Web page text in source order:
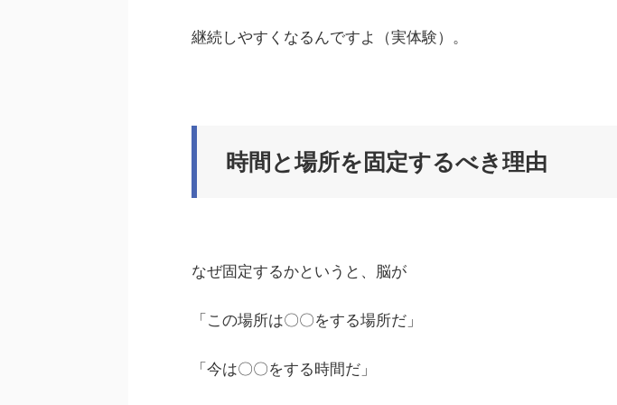
継続しやすくなるんですよ（実体験）。
時間と場所を固定するべき理由
なぜ固定するかというと、脳が
「この場所は〇〇をする場所だ」
「今は〇〇をする時間だ」